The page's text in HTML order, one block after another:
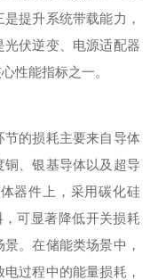
提升系统带载能力，
伏逆变、电源适配器
性能指标之一。
的损耗主要来自导体
、银基导体以及超导
器件上，采用碳化硅
，可显著降低开关损耗
。在储能类场景中，
过程中的能量损耗，